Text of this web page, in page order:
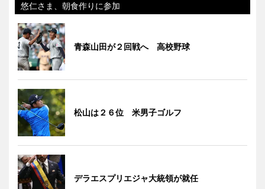
悠仁さま、朝食作りに参加
青森山田が２回戦へ 高校野球
松山は２６位 米男子ゴルフ
デラエスプリエジャ大統領が就任